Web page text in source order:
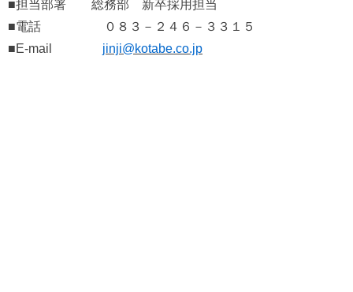
■担当部署 総務部 新卒採用担当
■電話 ０８３－２４６－３３１５
■E-mail jinji@kotabe.co.jp